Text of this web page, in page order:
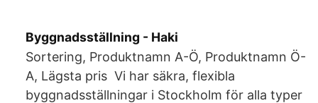
Byggnadsställning - Haki
Sortering, Produktnamn A-Ö, Produktnamn Ö-
A, Lägsta pris Vi har säkra, flexibla
byggnadsställningar i Stockholm för alla typer